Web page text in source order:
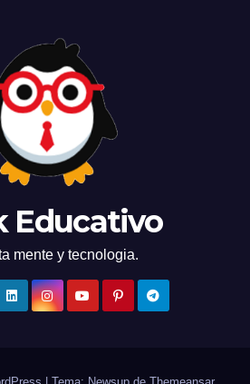
Educativo
mente y tecnologia.